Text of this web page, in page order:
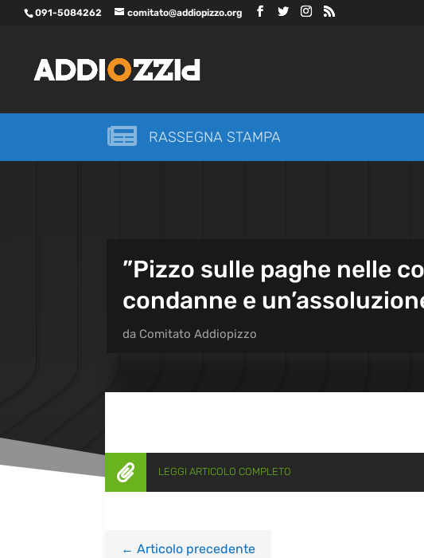
091-5084262 comitato@addiopizzo.org
 RASSEGNA STAMPA
”Pizzo sulle paghe nelle
condanne e
da Comitato Addiopizzo
 LEGGI ARTICOLO COMPLETO
← Articolo precedente